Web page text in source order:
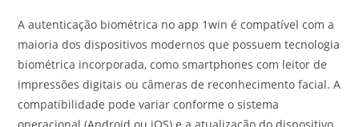
A autenticação biométrica no app 1win é compatível com a
maioria dos dispositivos modernos que possuem tecnologia
biométrica incorporada, como smartphones com leitor de
impressões digitais ou câmeras de reconhecimento facial. A
compatibilidade pode variar conforme o sistema